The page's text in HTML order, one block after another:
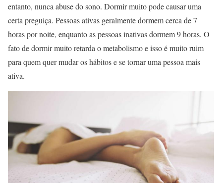
entanto, nunca abuse do sono. Dormir muito pode causar uma
certa preguiça. Pessoas ativas geralmente dormem cerca de 7
horas por noite, enquanto as pessoas inativas dormem 9 horas. O
fato de dormir muito retarda o metabolismo e isso é muito ruim
para quem quer mudar os hábitos e se tornar uma pessoa mais
ativa.